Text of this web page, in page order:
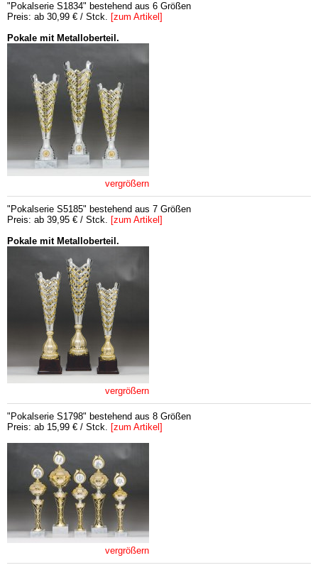
"Pokalserie S1834" bestehend aus 6 Größen
Preis: ab 30,99 € / Stck. [zum Artikel]
Pokale mit Metalloberteil.
vergrößern
"Pokalserie S5185" bestehend aus 7 Größen
Preis: ab 39,95 € / Stck. [zum Artikel]
Pokale mit Metalloberteil.
vergrößern
"Pokalserie S1798" bestehend aus 8 Größen
Preis: ab 15,99 € / Stck. [zum Artikel]
vergrößern